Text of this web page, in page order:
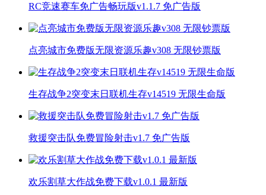
RC竞速赛车免广告畅玩版v1.1.7 免广告版
点亮城市免费版无限资源乐趣v308 无限钞票版
生存战争2突变末日联机生存v14519 无限生命版
救援突击队免费冒险射击v1.7 免广告版
欢乐割草大作战免费下载v1.0.1 最新版